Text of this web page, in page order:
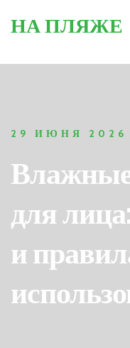
НА ПЛЯЖЕ
29 ИЮНЯ 2026
для
и